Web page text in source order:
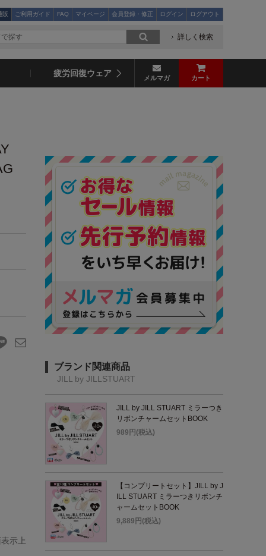
販 ご利用ガイド FAQ マイページ 会員登録・修正 ログイン ログアウト
詳しく検索
疲労回復ウェア メルマガ カート
示上
ブランド関連商品
JILL by JILLSTUART
JILL by JILL STUART ミラーつき
リボンチャームセットBOOK
989円(税込)
【コンプリートセット】JILL by J
ILL STUART ミラーつきリボンチ
ャームセットBOOK
9,889円(税込)